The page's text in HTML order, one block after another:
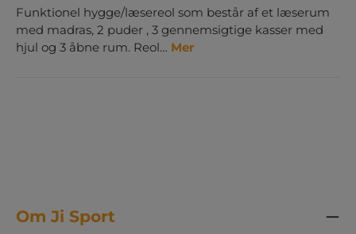
Funktionel hygge/læsereol som består af et læserum
med madras, 2 puder , 3 gennemsigtige kasser med
hjul og 3 åbne rum. Reol… Mer
Om Ji Sport